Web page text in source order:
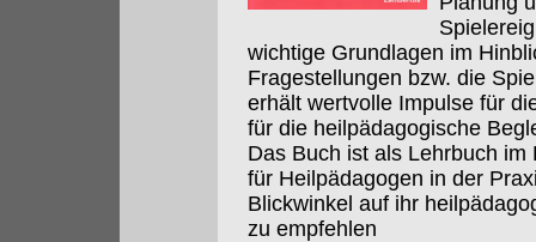
wichtige Grundlagen im
Fragestellungen bzw. die
erhält wertvolle Impulse für
für die heilpädagogische
Das Buch ist als Lehrbuch
für Heilpädagogen in der
Blickwinkel auf ihr
zu empfehlen